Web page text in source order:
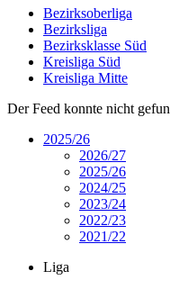
Bezirksoberliga
Bezirksliga
Bezirksklasse Süd
Kreisliga Süd
Kreisliga Mitte
Der Feed konnte nicht
2025/26
2026/27
2025/26
2024/25
2023/24
2022/23
2021/22
Liga